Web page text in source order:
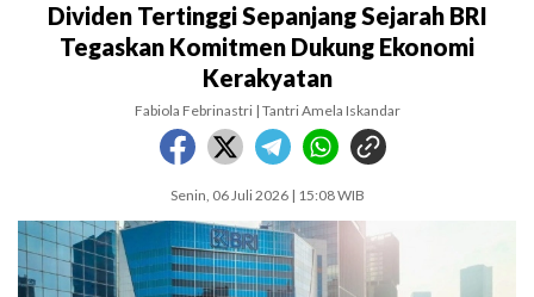
Dividen Tertinggi Sepanjang Sejarah BRI
Tegaskan Komitmen Dukung Ekonomi
Kerakyatan
Fabiola Febrinastri | Tantri Amela Iskandar
Senin, 06 Juli 2026 | 15:08 WIB